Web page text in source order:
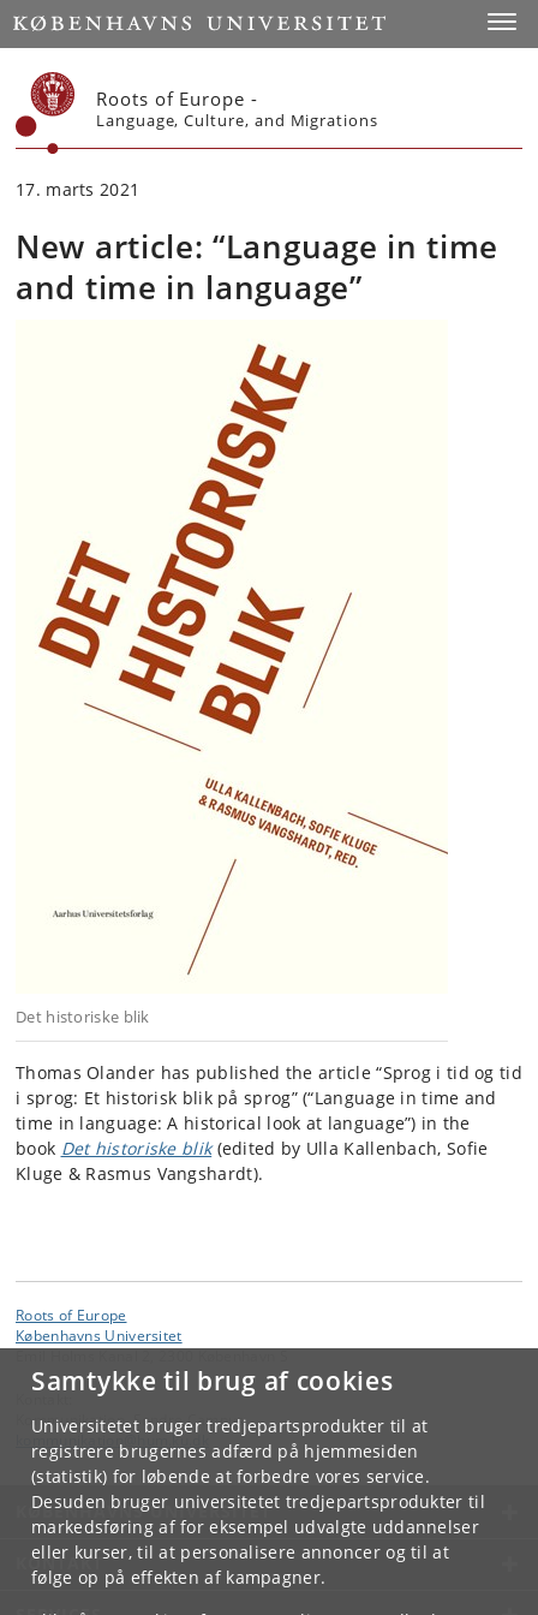
Samtykke til brug af cookies
Universitetet bruger tredjepartsprodukter til at
registrere brugernes adfærd på hjemmesiden
(statistik) for løbende at forbedre vores service.
Desuden bruger universitetet tredjepartsprodukter til
markedsføring af for eksempel udvalgte uddannelser
eller kurser, til at personalisere annoncer og til at
følge op på effekten af kampagner.
Start
Roots of Europe -
Language, Culture, and Migrations
17. marts 2021
New article: “Language in time
and time in language”
Det historiske blik
Thomas Olander has published the article “Sprog i tid og tid
i sprog: Et historisk blik på sprog” (“Language in time and
time in language: A historical look at language”) in the
book Det historiske blik(edited by Ulla Kallenbach, Sofie
Kluge & Rasmus Vangshardt).
Roots of Europe
Københavns Universitet
Kommunikation, Søndre Campus
ku
KØBENHAVNS UNIVERSITET
KONTAKT